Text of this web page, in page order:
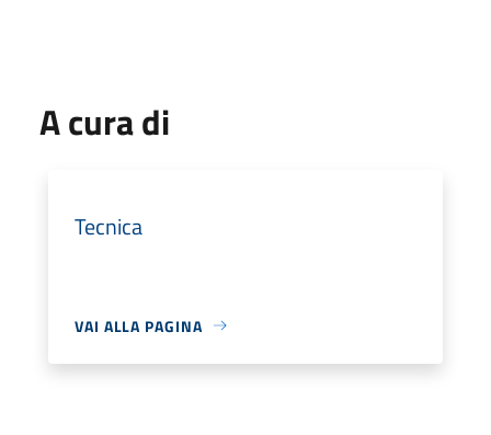
A cura di
Tecnica
VAI ALLA PAGINA